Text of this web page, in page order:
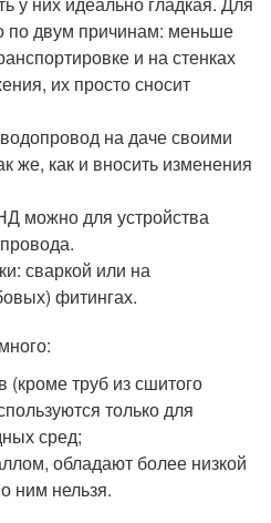
по двум причинам: меньше
и на стенках
их просто сносит
на даче своими
же, как и вносить изменения
можно для устройства
сваркой или на
фитингах.
(кроме труб из сшитого
только для
сред;
обладают более низкой
ним нельзя.